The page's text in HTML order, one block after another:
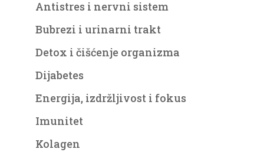
Antistres i nervni sistem
Bubrezi i urinarni trakt
Detox i čišćenje organizma
Dijabetes
Energija, izdržljivost i fokus
Imunitet
Kolagen